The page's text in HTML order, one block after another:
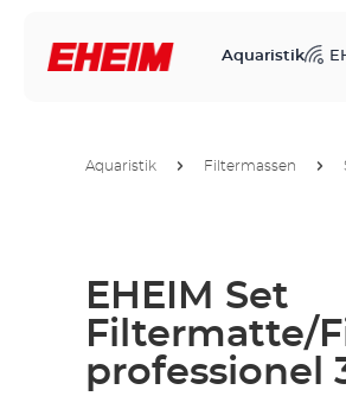
Aquaristik
Aquaristik Filtermassen
EHEIM Set
Filtermatte/
professionel